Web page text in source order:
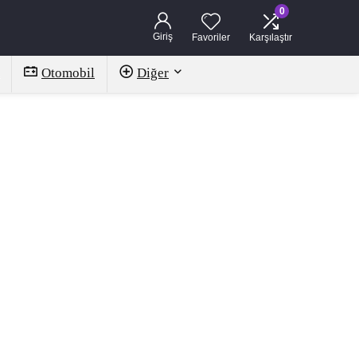
Giriş Favoriler
0
Karşılaştır
Otomobil Diğer